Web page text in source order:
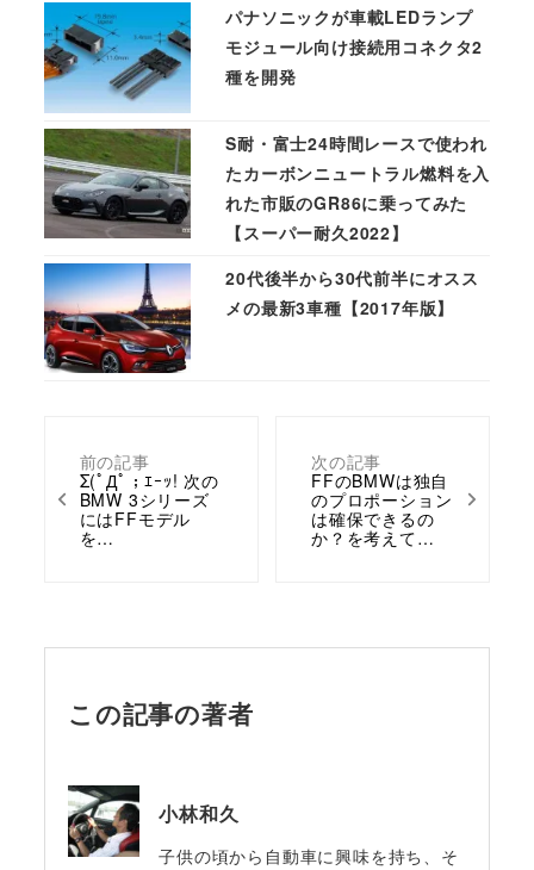
前の記事
Σ(ﾟДﾟ；ｴｰｯ! 次の
BMW 3シリーズ
にはFFモデル
を…
次の記事
FFのBMWは独自
のプロポーション
は確保できるの
か？を考えて…
パナソニックが車載LEDランプ
モジュール向け接続用コネクタ2
種を開発
S耐・富士24時間レースで使われ
たカーボンニュートラル燃料を入
れた市販のGR86に乗ってみた
【スーパー耐久2022】
20代後半から30代前半にオスス
メの最新3車種【2017年版】
この記事の著者
小林和久
子供の頃から自動車に興味を持ち、そ